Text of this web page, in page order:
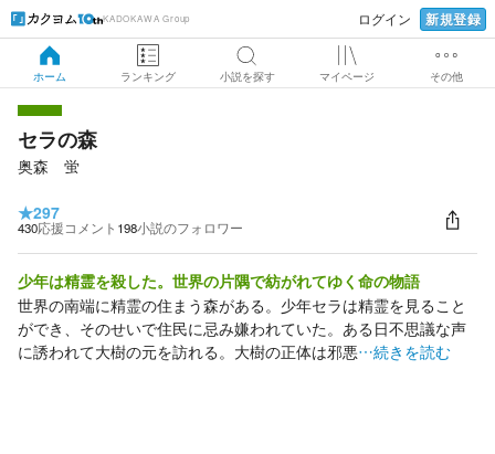
KADOKAWA Group ログイン 新規登録
ホーム ランキング 小説を探す マイページ その他
セラの森
奥森 蛍
★297
430応援コメント 198小説のフォロワー
少年は精霊を殺した。世界の片隅で紡がれてゆく命の物語
世界の南端に精霊の住まう森がある。少年セラは精霊を見ること
ができ、そのせいで住民に忌み嫌われていた。ある日不思議な声
に誘われて大樹の元を訪れる。大樹の正体は邪悪…続きを読む